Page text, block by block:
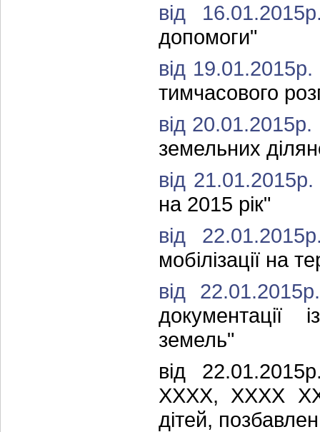
від
допомоги"
від
тимчасового
від
земельних
від
на 2015 рік"
від
мобілізації на
від
документації
земель"
від
ХХХХ, ХХХХ
дітей,